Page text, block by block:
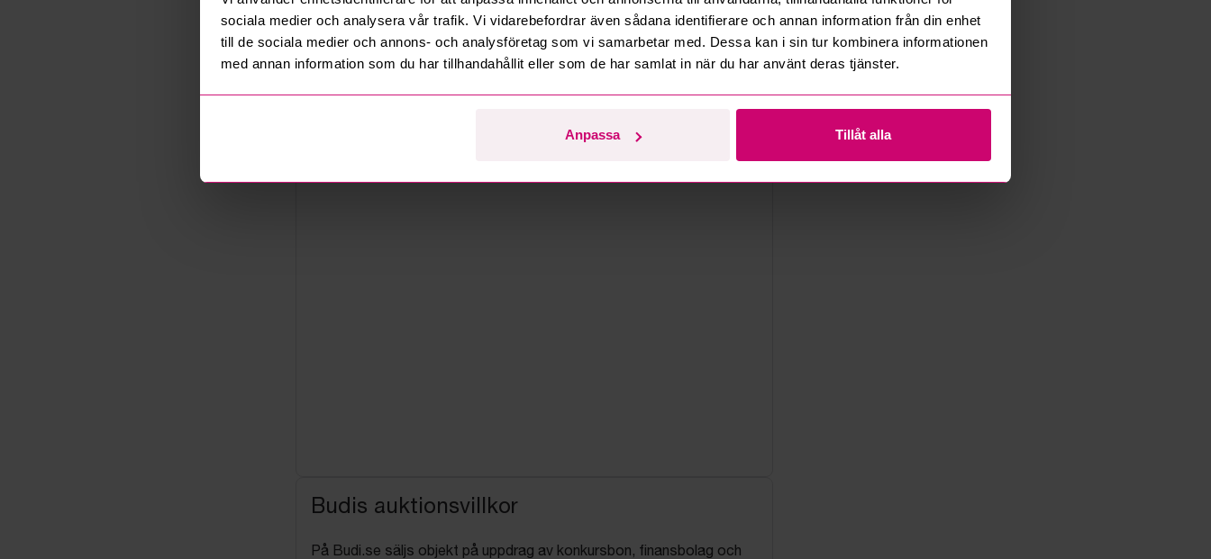
sociala medier och analysera vår trafik. Vi vidarebefordrar även sådana identifierare och annan information från din enhet
till de sociala medier och annons- och analysföretag som vi samarbetar med. Dessa kan i sin tur kombinera informationen
med annan information som du har tillhandahållit eller som de har samlat in när du har använt deras tjänster.
Anpassa Tillåt alla
Adress
Karlsbodavägen 13D, Bromma
Export
Not allowed
Övrigt
Budis auktionsvillkor
På Budi.se säljs objekt på uppdrag av konkursbon, finansbolag och